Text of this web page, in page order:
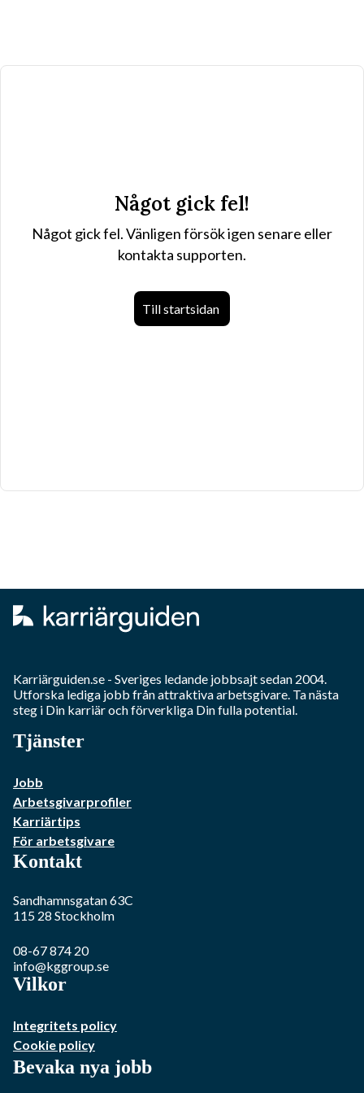
Något gick fel!
Något gick fel. Vänligen försök igen senare eller
kontakta supporten.
Till startsidan
Karriärguiden.se - Sveriges ledande jobbsajt sedan 2004.
Utforska lediga jobb från attraktiva arbetsgivare. Ta nästa
steg i Din karriär och förverkliga Din fulla potential.
Tjänster
Jobb
Arbetsgivarprofiler
Karriärtips
För arbetsgivare
Kontakt
Sandhamnsgatan 63C
115 28 Stockholm
08-67 874 20
info@kggroup.se
Vilkor
Integritets policy
Cookie policy
Bevaka nya jobb